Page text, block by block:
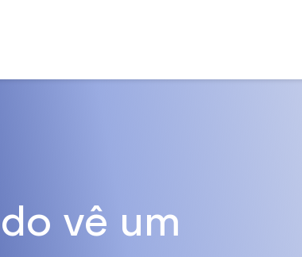
vê um